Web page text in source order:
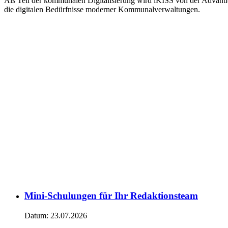
die digitalen Bedürfnisse moderner Kommunalverwaltungen.
Mini-Schulungen für Ihr Redaktionsteam
Datum: 23.07.2026